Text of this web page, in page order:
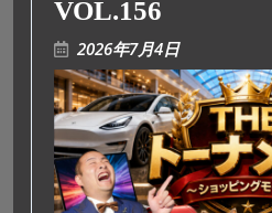
VOL.156
2026年7月4日